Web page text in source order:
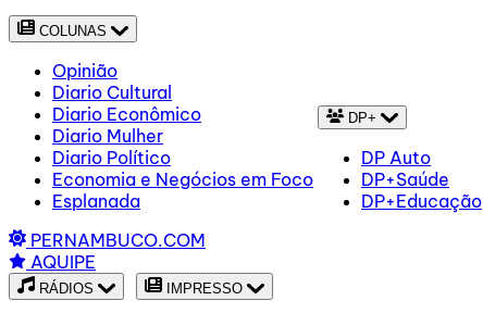
COLUNAS
Opinião
Diario Cultural
Diario Econômico
Diario Mulher
Diario Político
Economia e Negócios em Foco
Esplanada
DP+
DP Auto
DP+Saúde
DP+Educação
PERNAMBUCO.COM
AQUIPE
RÁDIOS IMPRESSO